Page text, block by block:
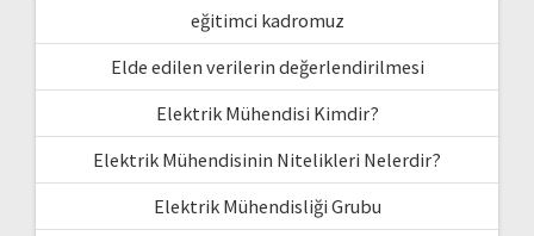
eğitimci kadromuz
Elde edilen verilerin değerlendirilmesi
Elektrik Mühendisi Kimdir?
Elektrik Mühendisinin Nitelikleri Nelerdir?
Elektrik Mühendisliği Grubu